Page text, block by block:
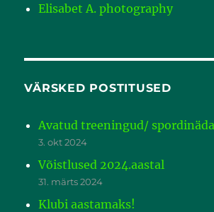
Elisabet A. photography
VÄRSKED POSTITUSED
Avatud treeningud/
3. okt 2024
Võistlused 2024.aastal
31. märts 2024
Klubi aastamaks!